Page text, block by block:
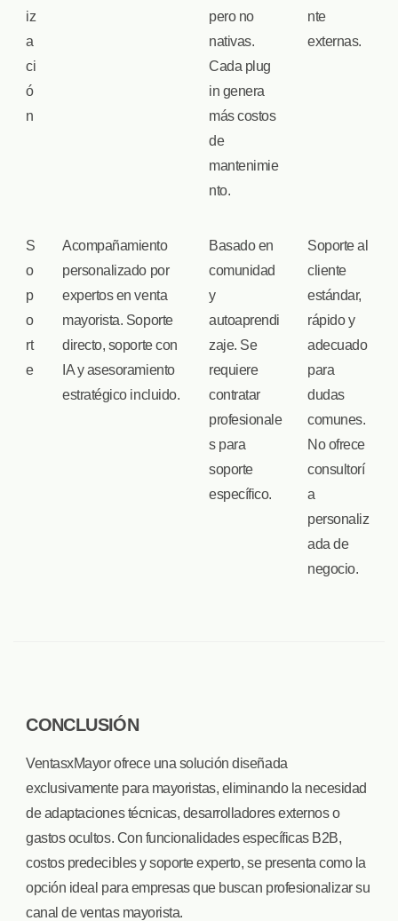
iz
a
ci
ó
n
pero no
nativas.
Cada plug
in genera
más costos
de
mantenimie
nto.
nte
externas.
S
o
p
o
rt
e
Acompañamiento
personalizado por
expertos en venta
mayorista. Soporte
directo, soporte con
IA y asesoramiento
estratégico incluido.
Basado en
comunidad
y
autoaprendi
zaje. Se
requiere
contratar
profesionale
s para
soporte
específico.
Soporte al
cliente
estándar,
rápido y
adecuado
para
dudas
comunes.
No ofrece
consultorí
a
personaliz
ada de
negocio.
CONCLUSIÓN
VentasxMayor ofrece una solución diseñada
exclusivamente para mayoristas, eliminando la necesidad
de adaptaciones técnicas, desarrolladores externos o
gastos ocultos. Con funcionalidades específicas B2B,
costos predecibles y soporte experto, se presenta como la
opción ideal para empresas que buscan profesionalizar su
canal de ventas mayorista.